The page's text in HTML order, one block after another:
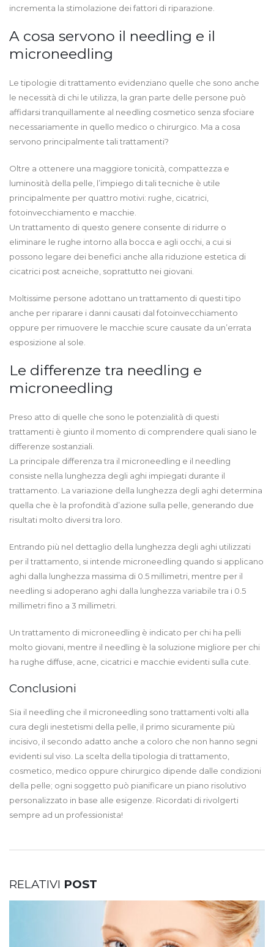
incrementa la stimolazione dei fattori di riparazione.
A cosa servono il needling e il
microneedling
Le tipologie di trattamento evidenziano quelle che sono anche
le necessità di chi le utilizza, la gran parte delle persone può
affidarsi tranquillamente al needling cosmetico senza sfociare
necessariamente in quello medico o chirurgico. Ma a cosa
servono principalmente tali trattamenti?
Oltre a ottenere una maggiore tonicità, compattezza e
luminosità della pelle, l’impiego di tali tecniche è utile
principalmente per quattro motivi: rughe, cicatrici,
fotoinvecchiamento e macchie.
Un trattamento di questo genere consente di ridurre o
eliminare le rughe intorno alla bocca e agli occhi, a cui si
possono legare dei benefici anche alla riduzione estetica di
cicatrici post acneiche, soprattutto nei giovani.
Moltissime persone adottano un trattamento di questi tipo
anche per riparare i danni causati dal fotoinvecchiamento
oppure per rimuovere le macchie scure causate da un’errata
esposizione al sole.
Le differenze tra needling e
microneedling
Preso atto di quelle che sono le potenzialità di questi
trattamenti è giunto il momento di comprendere quali siano le
differenze sostanziali.
La principale differenza tra il microneedling e il needling
consiste nella lunghezza degli aghi impiegati durante il
trattamento. La variazione della lunghezza degli aghi determina
quella che è la profondità d’azione sulla pelle, generando due
risultati molto diversi tra loro.
Entrando più nel dettaglio della lunghezza degli aghi utilizzati
per il trattamento, si intende microneedling quando si applicano
aghi dalla lunghezza massima di 0.5 millimetri, mentre per il
needling si adoperano aghi dalla lunghezza variabile tra i 0.5
millimetri fino a 3 millimetri.
Un trattamento di microneedling è indicato per chi ha pelli
molto giovani, mentre il needling è la soluzione migliore per chi
ha rughe diffuse, acne, cicatrici e macchie evidenti sulla cute.
Conclusioni
Sia il needling che il microneedling sono trattamenti volti alla
cura degli inestetismi della pelle, il primo sicuramente più
incisivo, il secondo adatto anche a coloro che non hanno segni
evidenti sul viso. La scelta della tipologia di trattamento,
cosmetico, medico oppure chirurgico dipende dalle condizioni
della pelle; ogni soggetto può pianificare un piano risolutivo
personalizzato in base alle esigenze. Ricordati di rivolgerti
sempre ad un professionista!
RELATIVI POST